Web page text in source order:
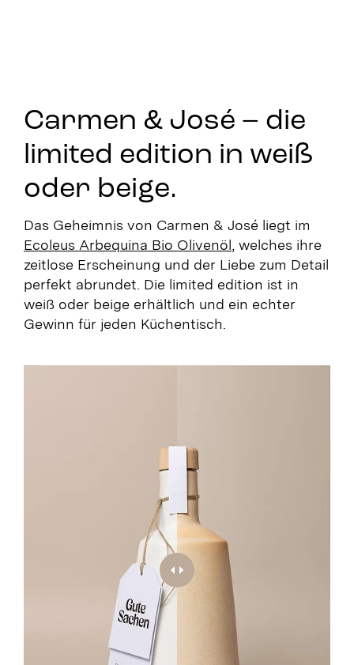
Carmen & José – die
limited edition in weiß
oder beige.
Das Geheimnis von Carmen & José liegt im
Ecoleus Arbequina Bio Olivenöl, welches ihre
zeitlose Erscheinung und der Liebe zum Detail
perfekt abrundet. Die limited edition ist in
weiß oder beige erhältlich und ein echter
Gewinn für jeden Küchentisch.